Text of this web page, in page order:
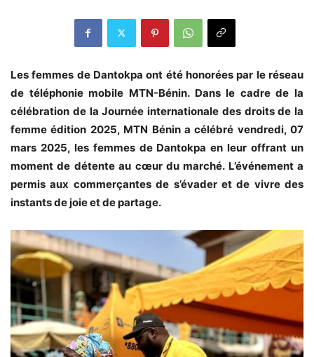
Les femmes de Dantokpa ont été honorées par le réseau
de téléphonie mobile MTN-Bénin. Dans le cadre de la
célébration de la Journée internationale des droits de la
femme édition 2025, MTN Bénin a célébré vendredi, 07
mars 2025, les femmes de Dantokpa en leur offrant un
moment de détente au cœur du marché. L’événement a
permis aux commerçantes de s’évader et de vivre des
instants de joie et de partage.